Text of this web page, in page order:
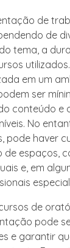
de
de
tema, a
em um
ser
conteúdo e
No
pode haver
de espaços,
e, em
de
pode
e garantir